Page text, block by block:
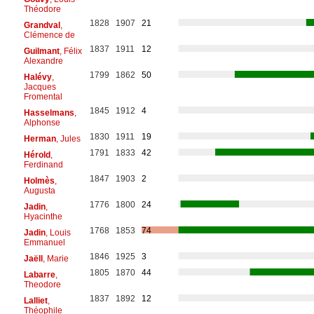
Théodore
Grandval,
Clémence de
1828 1907 21
Guilmant, Félix
Alexandre
1837 1911 12
Halévy,
Jacques
Fromental
1799 1862 50
Hasselmans
Alphonse
1845 1912 4
Herman, Jules 1830 1911
19
Hérold,
Ferdinand
1791 1833 42
Holmès
Augusta
1847 1903 2
Jadin,
Hyacinthe
1776 1800 24
Jadin, Louis
Emmanuel
1768 1853 74
Jaëll, Marie 1846 1925
3
Labarre,
Theodore
1805 1870 44
Lalliet,
Théophile
1837 1892 12